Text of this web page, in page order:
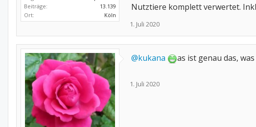
Beiträge:
13.139
Ort:
Köln
Nutztiere komplett verwertet.
1. Juli 2020
@kukana as ist genau das,
1. Juli 2020